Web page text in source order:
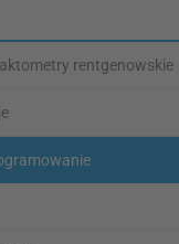
rentgenowskie